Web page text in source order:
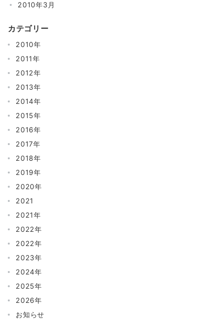
2010年3月
カテゴリー
2010年
2011年
2012年
2013年
2014年
2015年
2016年
2017年
2018年
2019年
2020年
2021
2021年
2022年
2022年
2023年
2024年
2025年
2026年
お知らせ